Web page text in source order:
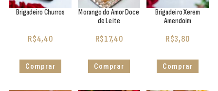
Brigadeiro Churros
R$4,40
Comprar
Morango do Amor Doce
de Leite
R$17,40
Comprar
Brigadeiro Xerem
Amendoim
R$3,80
Comprar